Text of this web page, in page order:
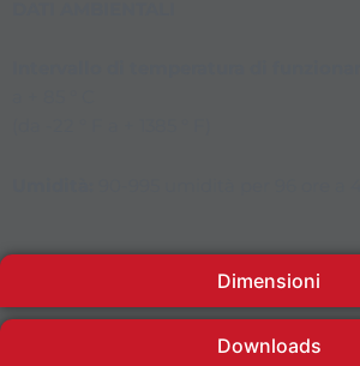
Dimensioni
Downloads